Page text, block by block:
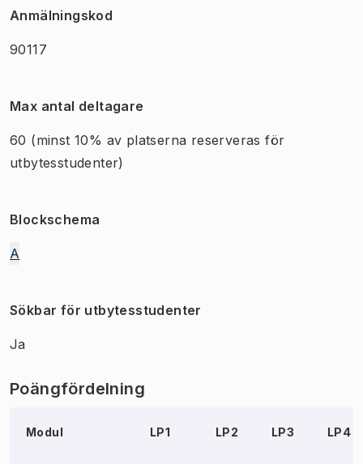
Anmälningskod
90117
Max antal deltagare
60 (minst 10% av platserna reserveras för
utbytesstudenter)
Blockschema
A
Sökbar för utbytesstudenter
Ja
Poängfördelning
Modul LP1 LP2 LP3 LP4